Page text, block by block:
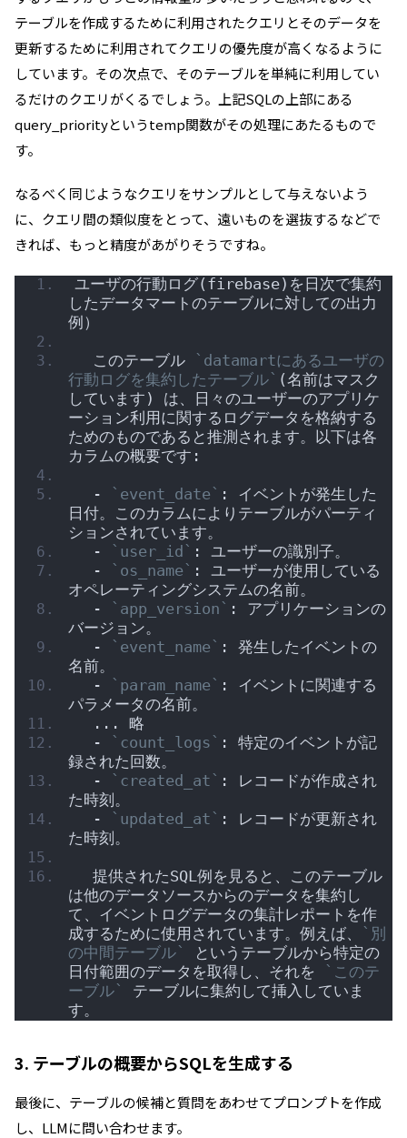
テーブルを作成するために利用されたクエリとそのデータを
更新するために利用されてクエリの優先度が高くなるように
しています。その次点で、そのテーブルを単純に利用してい
るだけのクエリがくるでしょう。上記SQLの上部にある
query_priorityというtemp関数がその処理にあたるもので
す。
なるべく同じようなクエリをサンプルとして与えないよう
に、クエリ間の類似度をとって、遠いものを選抜するなどで
きれば、もっと精度があがりそうですね。
ユーザの行動ログ(firebase)を日次で集約
したデータマートのテーブルに対しての出力
例）
  このテーブル
`datamartにあるユーザの
行動ログを集約したテーブル` (名前はマスク
しています) は、日々のユーザーのアプリケ
ーション利用に関するログデータを格納する
ためのものであると推測されます。以下は各
カラムの概要です:
  -
`event_date` : イベントが発生した
日付。このカラムによりテーブルがパーティ
ションされています。
  -
`user_id` : ユーザーの識別子。
  -
`os_name` : ユーザーが使用している
オペレーティングシステムの名前。
  -
`app_version` : アプリケーションの
バージョン。
  -
`event_name` : 発生したイベントの
名前。
  -
`param_name` : イベントに関連する
パラメータの名前。
  ... 略
  -
`count_logs` : 特定のイベントが記
録された回数。
  -
`created_at` : レコードが作成され
た時刻。
  -
`updated_at` : レコードが更新され
た時刻。
  提供されたSQL例を見ると、このテーブル
は他のデータソースからのデータを集約し
て、イベントログデータの集計レポートを作
成するために使用されています。例えば、
`別
の中間テーブル`
というテーブルから特定の
日付範囲のデータを取得し、それを
`このテ
ーブル`
テーブルに集約して挿入していま
す。
3. テーブルの概要からSQLを生成する
最後に、テーブルの候補と質問をあわせてプロンプトを作成
し、LLMに問い合わせます。